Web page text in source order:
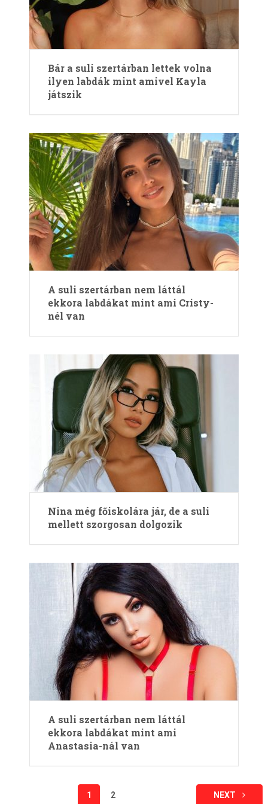
Bár a suli szertárban lettek volna
ilyen labdák mint amivel Kayla
játszik
A suli szertárban nem láttál
ekkora labdákat mint ami Cristy-
nél van
Nina még főiskolára jár, de a suli
mellett szorgosan dolgozik
A suli szertárban nem láttál
ekkora labdákat mint ami
Anastasia-nál van
Bejegyzések
1 2 NEXT